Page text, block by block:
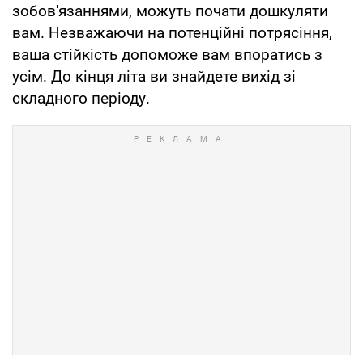
зобов'язаннями, можуть почати дошкуляти
вам. Незважаючи на потенційні потрясіння,
ваша стійкість допоможе вам впоратись з
усім. До кінця літа ви знайдете вихід зі
складного періоду.